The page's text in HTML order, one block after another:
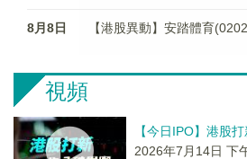
8月8日 【港股異動】安踏體育
視頻
【今日IPO】港股
2026年7月14日 下